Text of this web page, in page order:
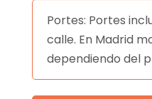
Portes: Portes
calle. En Madrid
dependiendo del